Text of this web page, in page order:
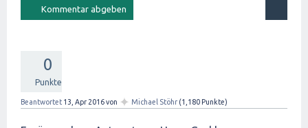
0
Punkte
Beantwortet 13, Apr 2016von ✦ Michael Stöhr (1,180 Punkte)